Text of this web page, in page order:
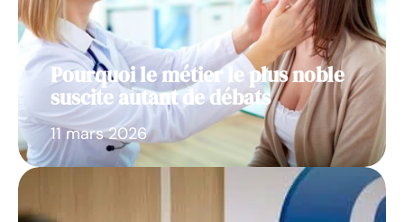
Pourquoi le métier le plus noble
suscite autant de débats
11 mars 2026